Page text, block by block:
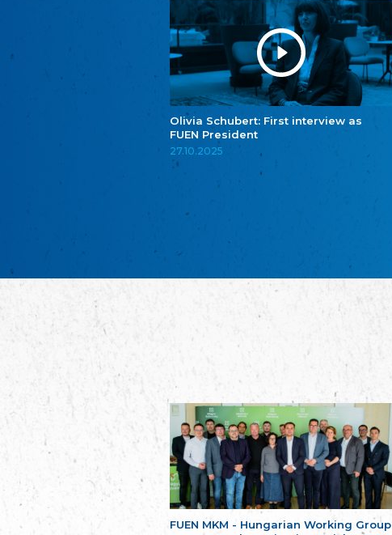
Olivia Schubert: First interview as
FUEN President
27.10.2025
FUEN MKM - Hungarian Working Group